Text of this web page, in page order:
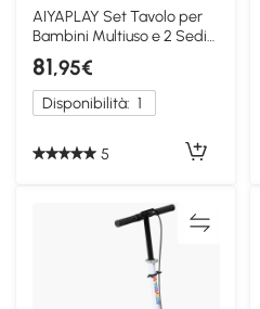
AIYAPLAY Set Tavolo per
Bambini Multiuso e 2 Sedie
a Orsetto
81,95€
Disponibilità: 1
5